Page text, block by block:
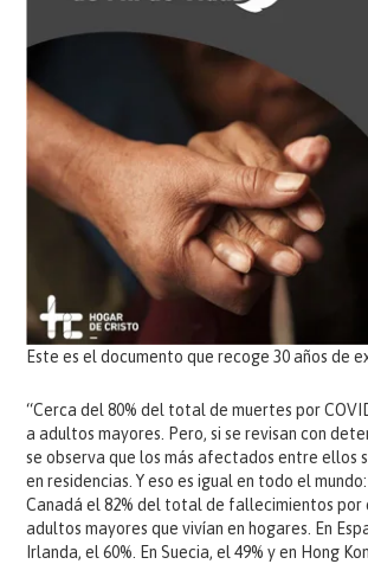
Este es el documento que recoge 30 años de
“Cerca del 80% del total de muertes por
a adultos mayores. Pero, si se revisan con
se observa que los más afectados entre ellos
en residencias. Y eso es igual en todo el
Canadá el 82% del total de fallecimientos por
adultos mayores que vivían en hogares. En
Irlanda, el 60%. En Suecia, el 49% y en Hong